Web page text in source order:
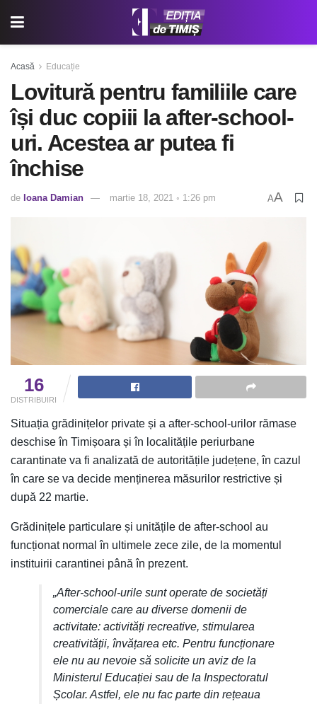
Acasă Educație
Lovitură pentru familiile care
își duc copiii la after-school-
uri. Acestea ar putea fi
închise
de Ioana Damian martie 18, 2021 ◦ 1:26 pm AA
16
DISTRIBUIRI
Situația grădinițelor private și a after-school-urilor rămase
deschise în Timișoara și în localitățile periurbane
carantinate va fi analizată de autoritățile județene, în cazul
în care se va decide menținerea măsurilor restrictive și
după 22 martie.
Grădinițele particulare și unitățile de after-school au
funcționat normal în ultimele zece zile, de la momentul
instituirii carantinei până în prezent.
„After-school-urile sunt operate de societăți
comerciale care au diverse domenii de
activitate: activități recreative, stimularea
creativității, învățarea etc. Pentru funcționare
ele nu au nevoie să solicite un aviz de la
Ministerul Educației sau de la Inspectoratul
Școlar. Astfel, ele nu fac parte din rețeaua